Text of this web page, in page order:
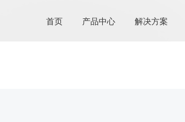
首页 产品中心 解决方案